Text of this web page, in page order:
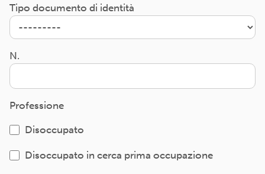
Tipo documento di identità
N.
Professione
Disoccupato
Disoccupato in cerca prima occupazione